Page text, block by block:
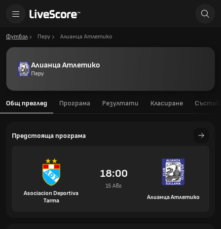
Футбол Перу Алианца Атлетико
Алианца Атлетико
Перу
Общ преглед Програма Резултати Класиране Състав
Предстояща програма
Asociacion Deportiva
Tarma
18:00
15 Авг
Алианца Атлетико